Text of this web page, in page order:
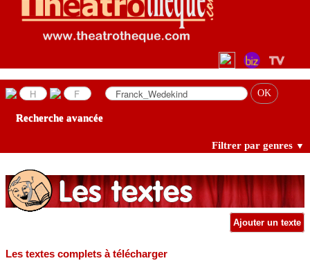
LES TEXTES
LES ANNONCES
Recherche avancée
Filtrer par genres ▼
Ajouter un texte
Les textes complets à télécharger